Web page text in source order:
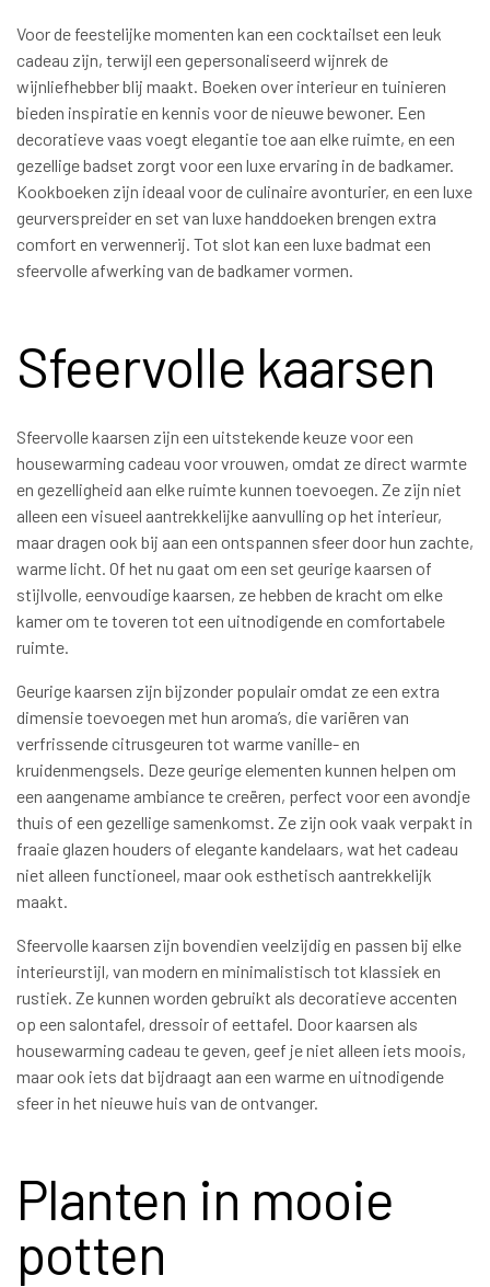
Voor de feestelijke momenten kan een cocktailset een leuk
cadeau zijn, terwijl een gepersonaliseerd wijnrek de
wijnliefhebber blij maakt. Boeken over interieur en tuinieren
bieden inspiratie en kennis voor de nieuwe bewoner. Een
decoratieve vaas voegt elegantie toe aan elke ruimte, en een
gezellige badset zorgt voor een luxe ervaring in de badkamer.
Kookboeken zijn ideaal voor de culinaire avonturier, en een luxe
geurverspreider en set van luxe handdoeken brengen extra
comfort en verwennerij. Tot slot kan een luxe badmat een
sfeervolle afwerking van de badkamer vormen.
Sfeervolle kaarsen
Sfeervolle kaarsen zijn een uitstekende keuze voor een
housewarming cadeau voor vrouwen, omdat ze direct warmte
en gezelligheid aan elke ruimte kunnen toevoegen. Ze zijn niet
alleen een visueel aantrekkelijke aanvulling op het interieur,
maar dragen ook bij aan een ontspannen sfeer door hun zachte,
warme licht. Of het nu gaat om een set geurige kaarsen of
stijlvolle, eenvoudige kaarsen, ze hebben de kracht om elke
kamer om te toveren tot een uitnodigende en comfortabele
ruimte.
Geurige kaarsen zijn bijzonder populair omdat ze een extra
dimensie toevoegen met hun aroma’s, die variëren van
verfrissende citrusgeuren tot warme vanille- en
kruidenmengsels. Deze geurige elementen kunnen helpen om
een aangename ambiance te creëren, perfect voor een avondje
thuis of een gezellige samenkomst. Ze zijn ook vaak verpakt in
fraaie glazen houders of elegante kandelaars, wat het cadeau
niet alleen functioneel, maar ook esthetisch aantrekkelijk
maakt.
Sfeervolle kaarsen zijn bovendien veelzijdig en passen bij elke
interieurstijl, van modern en minimalistisch tot klassiek en
rustiek. Ze kunnen worden gebruikt als decoratieve accenten
op een salontafel, dressoir of eettafel. Door kaarsen als
housewarming cadeau te geven, geef je niet alleen iets moois,
maar ook iets dat bijdraagt aan een warme en uitnodigende
sfeer in het nieuwe huis van de ontvanger.
Planten in mooie
potten